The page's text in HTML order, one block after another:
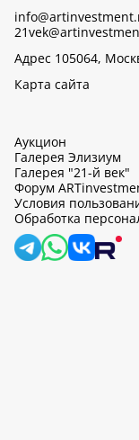
Адрес 105064,
Карта сайта
Аукцион
Галерея Элизиум
Галерея "21-й век"
Форум
Условия
Обработка